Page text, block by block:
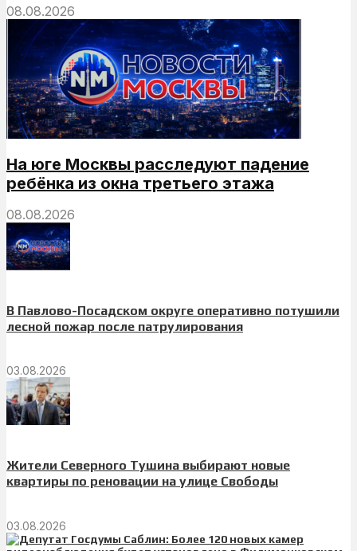
08.08.2026
На юге Москвы расследуют падение
ребёнка из окна третьего этажа
08.08.2026
В Павлово-Посадском округе оперативно потушили
лесной пожар после патрулирования
03.08.2026
Жители Северного Тушина выбирают новые
квартиры по реновации на улице Свободы
03.08.2026